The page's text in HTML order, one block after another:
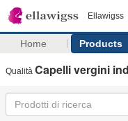
Ellawigss
Home Products
Qualità Capelli vergini